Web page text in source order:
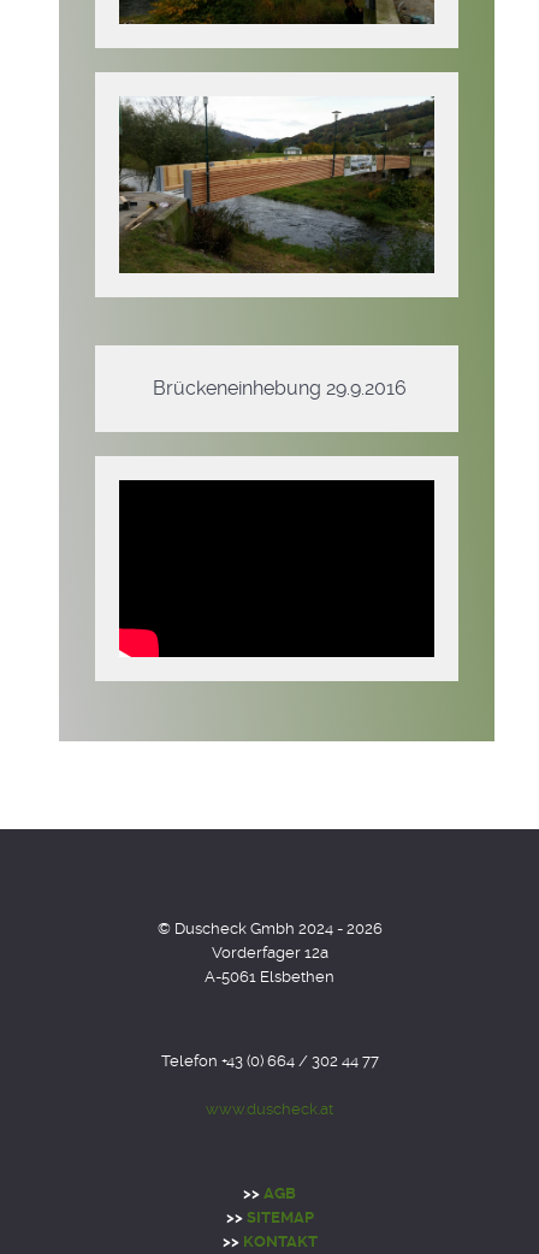
Brückeneinhebung 29.9.2016
© Duscheck Gmbh 2024 - 2026
Vorderfager 12a
A-5061 Elsbethen
Telefon +43 (0) 664 / 302 44 77
www.duscheck.at
>> AGB
>> SITEMAP
>> KONTAKT